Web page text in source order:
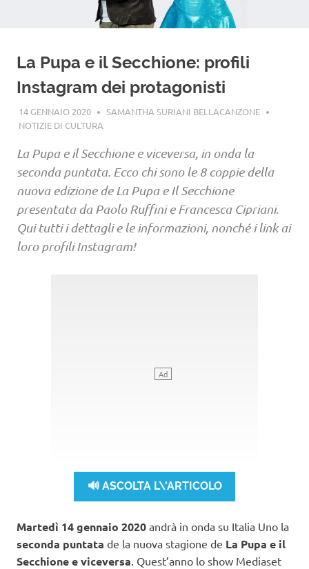
La Pupa e il Secchione: profili
Instagram dei protagonisti
14 GENNAIO 2020
SAMANTHA SURIANI BELLACANZONE
NOTIZIE DI CULTURA
La Pupa e il Secchione e viceversa, in onda la
seconda puntata. Ecco chi sono le 8 coppie della
nuova edizione de La Pupa e Il Secchione
presentata da Paolo Ruffini e Francesca Cipriani.
Qui tutti i dettagli e le informazioni, nonché i link ai
loro profili Instagram!
🔊 ASCOLTA L\'ARTICOLO
Martedì 14 gennaio 2020 andrà in onda su Italia Uno la
seconda puntata de la nuova stagione de La Pupa e il
Secchionee viceversa . Quest’anno lo show Mediaset